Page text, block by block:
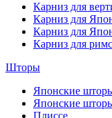
Карниз для
Карниз для
Карниз для
Карниз для
Шторы
Японские
Японские
Плиссе